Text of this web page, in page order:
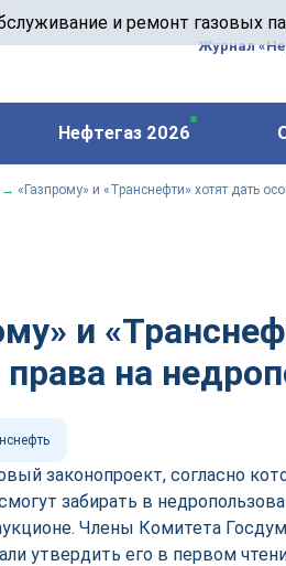
и ремонт газовых
занимается сервисом
зарубежных поршневых
Турбо», ИНН 7802588950
Журнал
Нефтегаз 2026
→ «Газпрому» и «Транснефти» хотят дать
и
на
законопроект, согласно
забирать в
Члены Комитета
утвердить его в первом